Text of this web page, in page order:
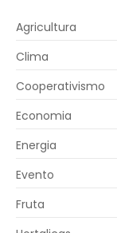
Agricultura
Clima
Cooperativismo
Economia
Energia
Evento
Fruta